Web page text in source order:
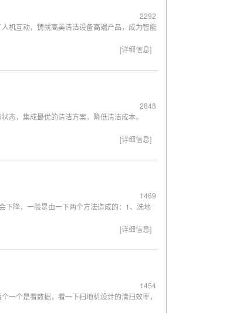
2292
机互动，铸就高美清洁设备高端产品，成为智能
[详细信息]
2848
态，集成最优的清洁方案，降低清洁成本。
[详细信息]
1469
下降，一般是由一下两个方法造成的：1、洗地
[详细信息]
1454
一个是看数据，看一下扫地机设计的清扫效率，